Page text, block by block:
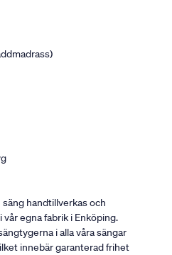
säng handtillverkas och
egna fabrik i Enköping.
i alla våra sängar
innebär garanterad frihet